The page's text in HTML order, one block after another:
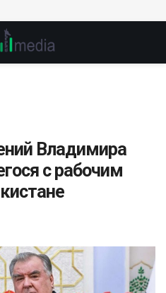
Владимира
с рабочим